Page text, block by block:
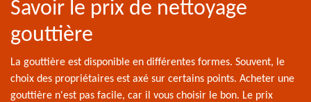
Savoir le prix de nettoyage
gouttière
La gouttière est disponible en différentes formes. Souvent, le
choix des propriétaires est axé sur certains points. Acheter une
gouttière n'est pas facile, car il vous choisir le bon. Le prix